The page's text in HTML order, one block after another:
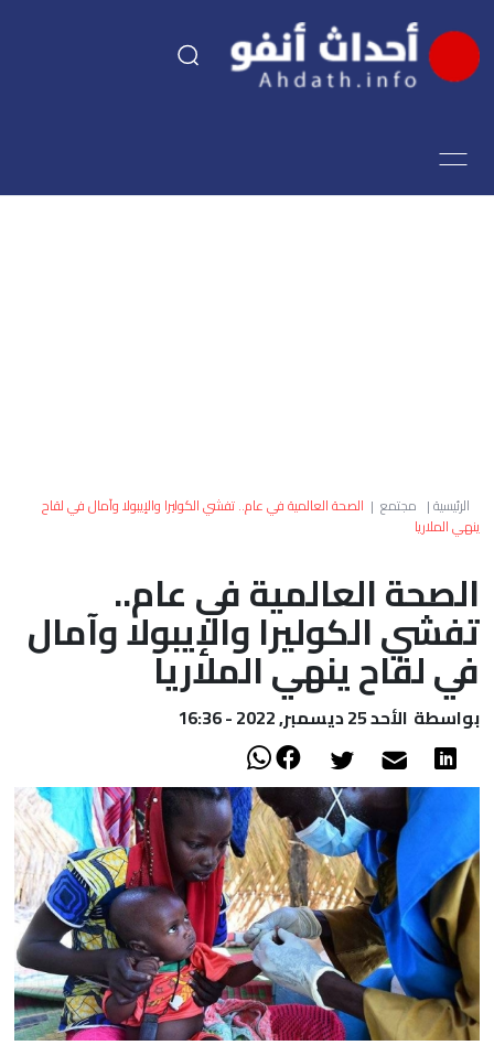
اقتصاد
العالم
الصحراء
الرئيسية| مجتمع | الصحة العالمية في عام.. تفشي الكوليرا والإيبولا وآمال في لقاح
ينهي الملاريا
الصحة العالمية في عام..
تفشي الكوليرا والإيبولا وآمال
في لقاح ينهي الملاريا
بواسطة الأحد 25 ديسمبر, 2022 - 16:36